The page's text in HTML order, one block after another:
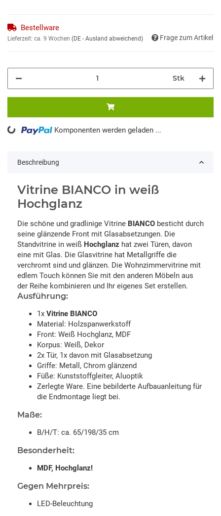
Bestellware
Lieferzeit: ca. 9 Wochen (DE - Ausland abweichend) Frage zum Artikel
Stk
Loading... Komponenten werden geladen ...
Beschreibung
Vitrine BIANCO in weiß
Hochglanz
Die schöne und gradlinige Vitrine BIANCO besticht durch
seine glänzende Front mit Glasabsetzungen. Die
Standvitrine in weiß Hochglanz hat zwei Türen, davon
eine mit Glas. Die Glasvitrine hat Metallgriffe die
verchromt sind und glänzen. Die Wohnzimmervitrine mit
edlem Touch können Sie mit den anderen Möbeln aus
der Reihe kombinieren und Ihr eigenes Set erstellen.
Ausführung:
1x Vitrine BIANCO
Material: Holzspanwerkstoff
Front: Weiß Hochglanz, MDF
Korpus: Weiß, Dekor
2x Tür, 1x davon mit Glasabsetzung
Griffe: Metall, Chrom glänzend
Füße: Kunststoffgleiter, Aluoptik
Zerlegte Ware. Eine bebilderte Aufbauanleitung für
die Endmontage liegt bei.
Maße:
B/H/T: ca. 65/198/35 cm
Besonderheit:
MDF, Hochglanz!
Gegen Mehrpreis:
LED-Beleuchtung